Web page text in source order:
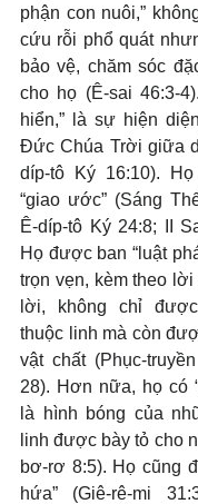
phận con nuôi,”
cứu rỗi phổ quát
bảo vệ, chăm sóc
cho họ (Ê-sai 46:3-
hiển,” là sự hiện
Đức Chúa Trời giữa
díp-tô Ký 16:10).
“giao ước” (Sáng
Ê-díp-tô Ký 24:8; II
Họ được ban “luật
trọn vẹn, kèm theo
lời, không chỉ
thuộc linh mà còn
vật chất (Phục-
28). Hơn nữa, họ có
là hình bóng của
linh được bày tỏ cho
bơ-rơ 8:5). Họ cũng
hứa” (Giê-rê-mi